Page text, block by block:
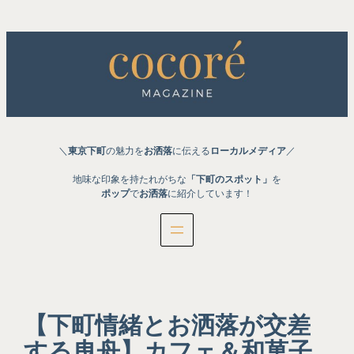
容
ッ
＼ 東京下町の魅力をお洒落に伝える ローカルメディア ／
地味な印象を持たれがちな 「下町のスポット」 を
ポップでお洒落に紹介しています！
【下町情緒とお洒落が交差